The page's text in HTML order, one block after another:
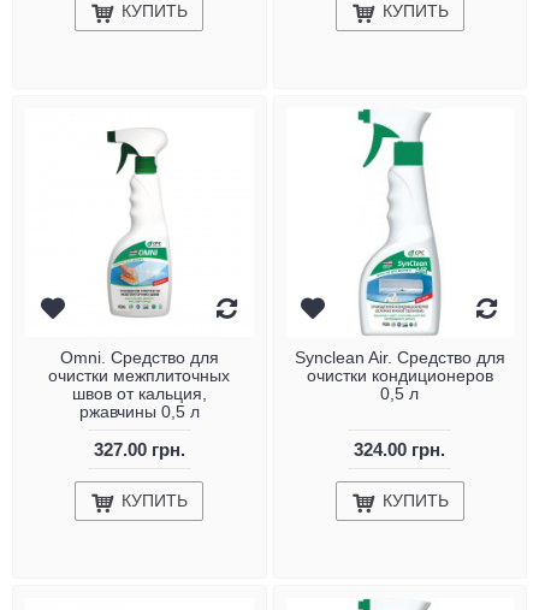
КУПИТЬ КУПИТЬ
Omni. Средство для
очистки межплиточных
швов от кальция,
ржавчины 0,5 л
327.00 грн.
КУПИТЬ
Synclean Air. Средство для
очистки кондиционеров
0,5 л
324.00 грн.
КУПИТЬ